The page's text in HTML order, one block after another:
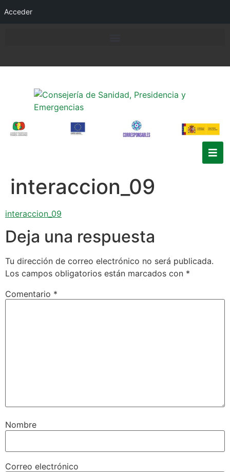
Acceder
interaccion_09
interaccion_09
Deja una respuesta
Tu dirección de correo electrónico no será publicada.
Los campos obligatorios están marcados con *
Comentario *
Nombre
Correo electrónico